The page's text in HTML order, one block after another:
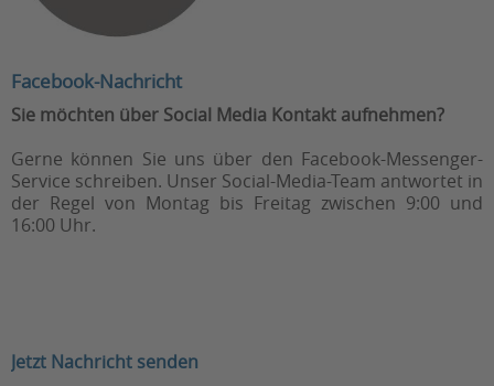
Facebook-Nachricht
Sie möchten über Social Media Kontakt aufnehmen?
Gerne können Sie uns über den Facebook-Messenger-
Service schreiben. Unser Social-Media-Team antwortet in
der Regel von Montag bis Freitag zwischen 9:00 und
16:00 Uhr.
Jetzt Nachricht senden